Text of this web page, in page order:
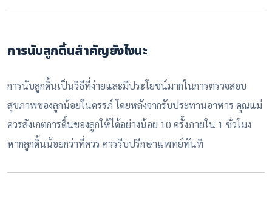
การนับลูกดิ้นสำคัญยังไงนะ
การนับลูกดิ้นเป็นวิธีที่ง่ายและมีประโยชน์มากในการตรวจสอบ
สุขภาพของลูกน้อยในครรภ์ โดยหลังจากรับประทานอาหาร คุณแม่
ควรสังเกตการดิ้นของลูกให้ได้อย่างน้อย 10 ครั้งภายใน 1 ชั่วโมง
หากลูกดิ้นน้อยกว่าที่ควร ควรรีบปรึกษาแพทย์ทันที